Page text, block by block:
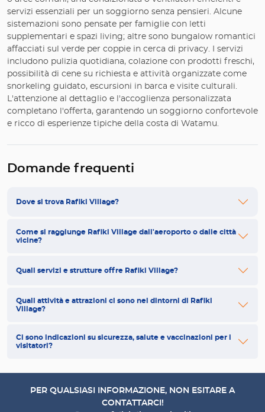
servizi essenziali per un soggiorno senza pensieri. Alcune
sistemazioni sono pensate per famiglie con letti
supplementari e spazi living; altre sono bungalow romantici
affacciati sul verde per coppie in cerca di privacy. I servizi
includono pulizia quotidiana, colazione con prodotti freschi,
possibilità di cene su richiesta e attività organizzate come
snorkeling guidato, escursioni in barca e visite culturali.
L'attenzione al dettaglio e l'accoglienza personalizzata
completano l'offerta, garantendo un soggiorno confortevole
e ricco di esperienze tipiche della costa di Watamu.
Domande frequenti
Dove si trova Rafiki Village?
Come si raggiunge Rafiki Village dall'aeroporto o dalle città
vicine?
Quali servizi e strutture offre Rafiki Village?
Quali attività e attrazioni ci sono nei dintorni di Rafiki
Village?
Ci sono indicazioni su sicurezza, salute e vaccinazioni per i
visitatori?
PER QUALSIASI INFORMAZIONE, NON ESITARE A
CONTATTARCI!